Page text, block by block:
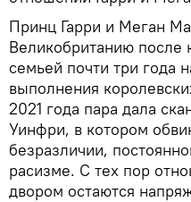
Принц Гарри и Меган
Великобританию после
семьей почти три года
выполнения
2021 года пара дала
Уинфри, в котором
безразличии,
расизме. С тех пор
двором остаются